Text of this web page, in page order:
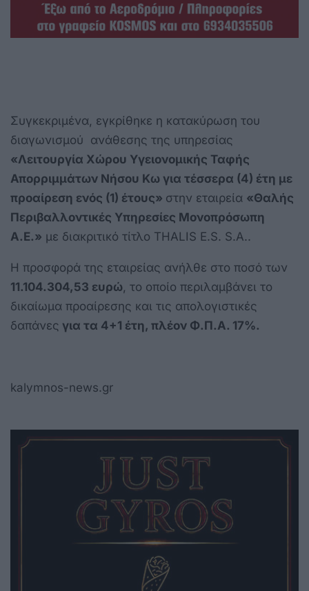
Συγκεκριμένα, εγκρίθηκε η κατακύρωση του
διαγωνισμού ανάθεσης της υπηρεσίας
«Λειτουργία Χώρου Υγειονομικής Ταφής
Απορριμμάτων Νήσου Κω για τέσσερα (4) έτη με
προαίρεση ενός (1) έτους» στην εταιρεία «Θαλής
Περιβαλλοντικές Υπηρεσίες Μονοπρόσωπη
Α.Ε.» με διακριτικό τίτλο THALIS E.S. S.A..
Η προσφορά της εταιρείας ανήλθε στο ποσό των
11.104.304,53 ευρώ , το οποίο περιλαμβάνει το
δικαίωμα προαίρεσης και τις απολογιστικές
δαπάνες για τα 4+1 έτη, πλέον Φ.Π.Α. 17%.
kalymnos-news.gr